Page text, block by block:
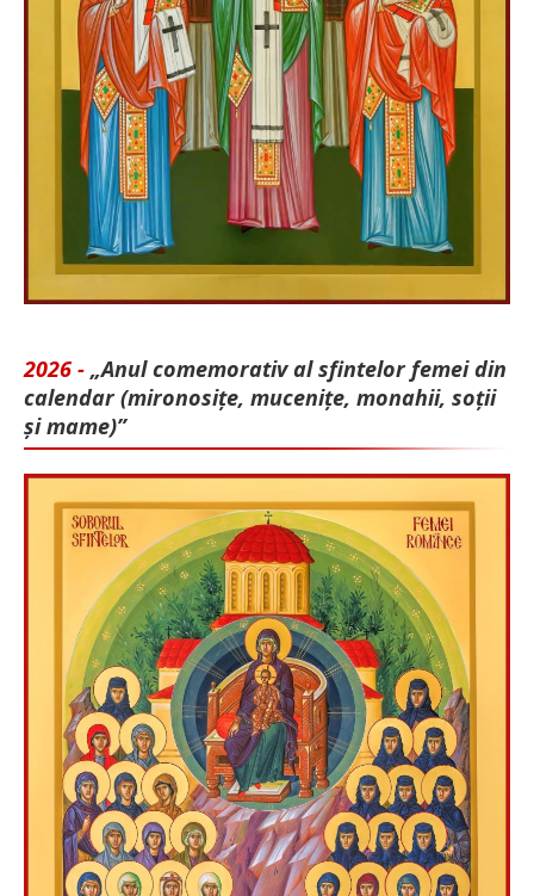
2026 - „Anul comemorativ al sfintelor femei din
calendar (mironosițe, mu­cenițe, monahii, soții
și mame)”